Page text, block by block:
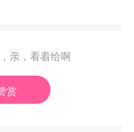
亲，看着给啊
赏